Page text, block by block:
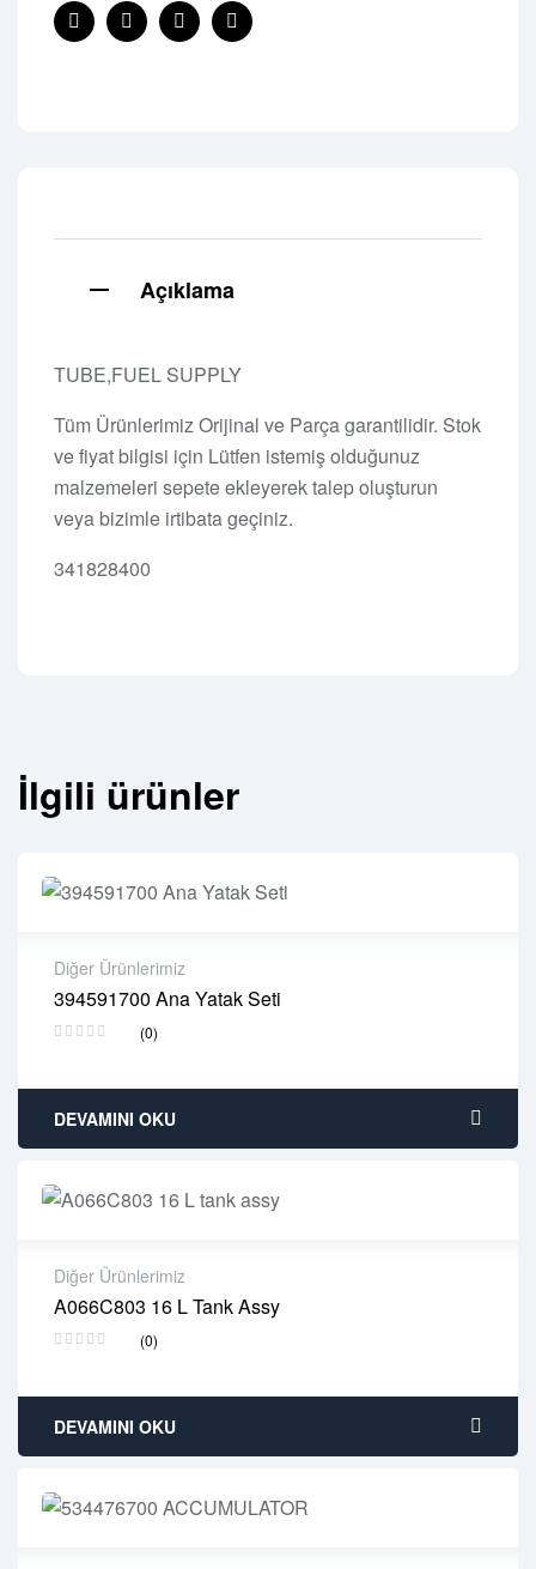
FacebookTwitterLinkedinPinterest
Açıklama
TUBE,FUEL SUPPLY
Tüm Ürünlerimiz Orijinal ve Parça garantilidir. Stok
ve fiyat bilgisi için Lütfen istemiş olduğunuz
malzemeleri sepete ekleyerek talep oluşturun
veya bizimle irtibata geçiniz.
341828400
İlgili ürünler
Diğer Ürünlerimiz
394591700 Ana Yatak Seti
(0)
2 years warranty
Delivery time: 1-2 business days
DEVAMINI OKU
Diğer Ürünlerimiz
A066C803 16 L Tank Assy
(0)
2 years warranty
Delivery time: 1-2 business days
DEVAMINI OKU